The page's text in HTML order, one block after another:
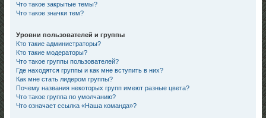
Что такое закрытые темы?
Что такое значки тем?
Уровни пользователей и группы
Кто такие администраторы?
Кто такие модераторы?
Что такое группы пользователей?
Где находятся группы и как мне вступить в них?
Как мне стать лидером группы?
Почему названия некоторых групп имеют разные цвета?
Что такое группа по умолчанию?
Что означает ссылка «Наша команда»?